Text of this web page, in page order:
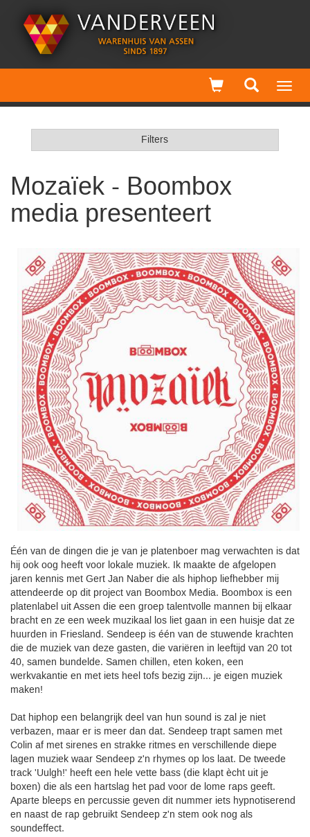
Filters
Mozaïek - Boombox
media presenteert
Één van de dingen die je van je platenboer mag verwachten is dat
hij ook oog heeft voor lokale muziek. Ik maakte de afgelopen
jaren kennis met Gert Jan Naber die als hiphop liefhebber mij
attendeerde op dit project van Boombox Media. Boombox is een
platenlabel uit Assen die een groep talentvolle mannen bij elkaar
bracht en ze een week muzikaal los liet gaan in een huisje dat ze
huurden in Friesland. Sendeep is één van de stuwende krachten
die de muziek van deze gasten, die variëren in leeftijd van 20 tot
40, samen bundelde. Samen chillen, eten koken, een
werkvakantie en met iets heel tofs bezig zijn... je eigen muziek
maken!
Dat hiphop een belangrijk deel van hun sound is zal je niet
verbazen, maar er is meer dan dat. Sendeep trapt samen met
Colin af met sirenes en strakke ritmes en verschillende diepe
lagen muziek waar Sendeep z'n rhymes op los laat. De tweede
track 'Uulgh!' heeft een hele vette bass (die klapt ècht uit je
boxen) die als een hartslag het pad voor de lome raps geeft.
Aparte bleeps en percussie geven dit nummer iets hypnotiserend
en naast de rap gebruikt Sendeep z'n stem ook nog als
soundeffect.